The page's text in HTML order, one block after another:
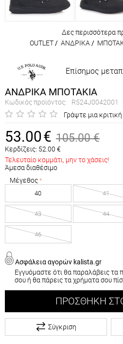
Δες περισσότερα
OUTLET/ ΑΝΔΡΙΚΑ /
Επίσημος
ΑΝΔΡΙΚΑ ΜΠΟΤΑΚΙΑ
Κωδικός προϊόντος:
R524J0042001
Γράψτε μια κριτική
53.00€ 105.00 €
Κερδίζεις: 52.00 €
Τελευταίο κομμάτι, μην το χάσεις!
Άμεσα διαθέσιμο
Μέγεθος
40 41
43 44
46
Ασφάλεια αγορών kalista.gr
Εγγυόμαστε ότι θα παραλάβεις τα
σου ή θα πάρεις τα χρήματα σου
ΠΡΟΣΘΉΚΗ
Σύγκριση